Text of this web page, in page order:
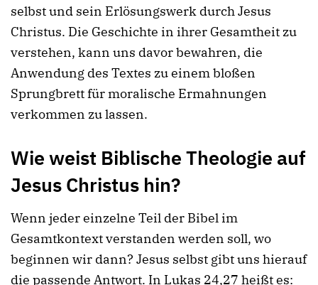
selbst und sein Erlösungswerk durch Jesus
Christus. Die Geschichte in ihrer Gesamtheit zu
verstehen, kann uns davor bewahren, die
Anwendung des Textes zu einem bloßen
Sprungbrett für moralische Ermahnungen
verkommen zu lassen.
Wie weist Biblische Theologie auf
Jesus Christus hin?
Wenn jeder einzelne Teil der Bibel im
Gesamtkontext verstanden werden soll, wo
beginnen wir dann? Jesus selbst gibt uns hierauf
die passende Antwort. In Lukas 24,27 heißt es: